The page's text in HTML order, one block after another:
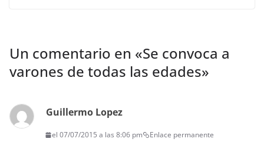
Un comentario en «Se convoca a
varones de todas las edades»
Guillermo Lopez
el 07/07/2015 a las 8:06 pm Enlace permanente